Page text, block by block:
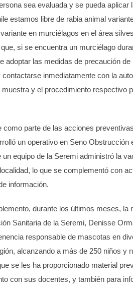
sea evaluada y se pueda aplicar
estamos libre de rabia animal
en murciélagos en el área
si se encuentra un murciélago
adoptar las medidas de precaución de
inmediatamente con la
y el procedimiento respectivo
como parte de las acciones
un operativo en Seno Obstrucción
equipo de la Seremi administró la
lo que se complementó con
información.
durante los últimos meses, la
Sanitaria de la Seremi, Denisse
responsable de mascotas en
alcanzando a más de 250 niños y
se les ha proporcionado material
con sus docentes, y también para